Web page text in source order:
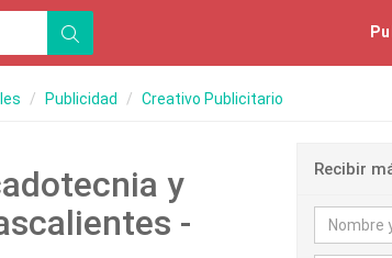
Publicidad Creativo Publicitario
y
-
Recibir